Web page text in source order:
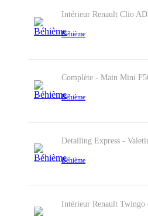
Intérieur Renault Clio
Béhième
Complète - Main Mini
Béhième
Detailing Express -
Béhième
Intérieur Renault Twingo